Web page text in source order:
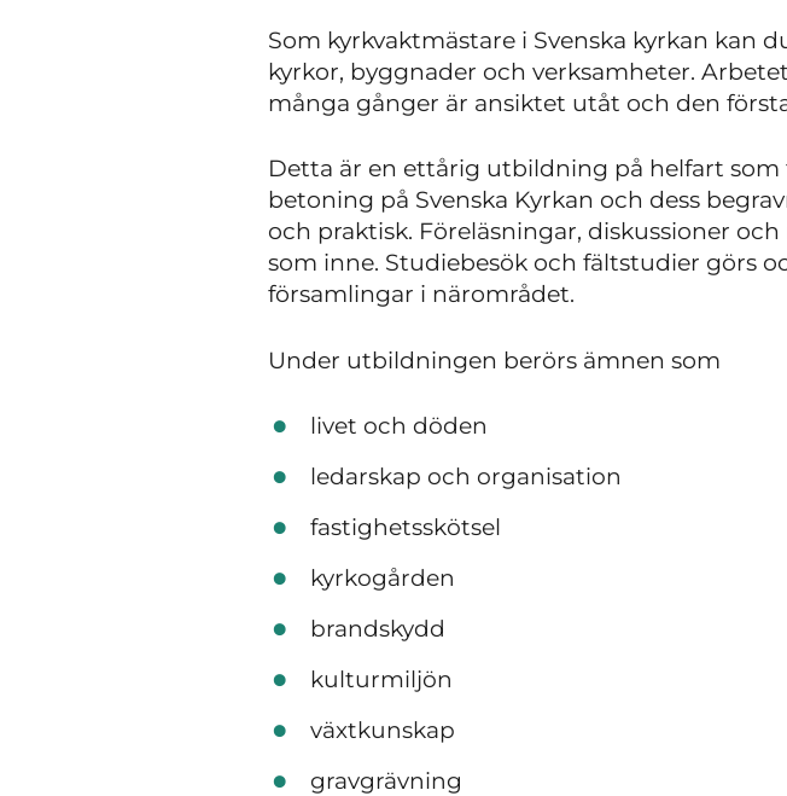
Som kyrkvaktmästare i Svenska kyrkan kan
kyrkor, byggnader och verksamheter.
många gånger är ansiktet utåt och den
Detta är en ettårig utbildning på helfart
betoning på Svenska Kyrkan och dess
och praktisk. Föreläsningar, diskussioner
som inne. Studiebesök och fältstudier görs
församlingar i närområdet.
Under utbildningen berörs ämnen som
livet och döden
ledarskap och organisation
fastighetsskötsel
kyrkogården
brandskydd
kulturmiljön
växtkunskap
gravgrävning